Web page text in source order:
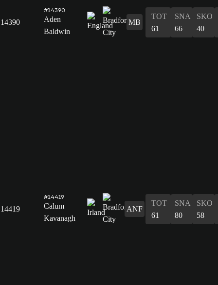
14390
#14390
Aden
Baldwin
MB
TOT
61
SNA
66
SKO
40
14419
#14419
Calum
Kavanagh
ANF
TOT
61
SNA
80
SKO
58